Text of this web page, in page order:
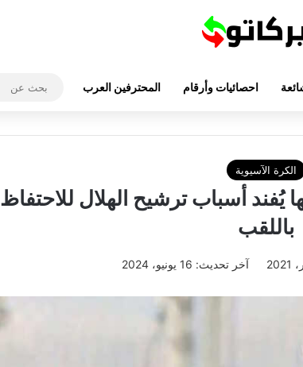
احصائيات وأرقام المحترفين العرب
الكرة الآسيوية
أسباب ترشيح الهلال للاحتفاظ
باللقب
آخر تحديث: 16 يونيو، 2024